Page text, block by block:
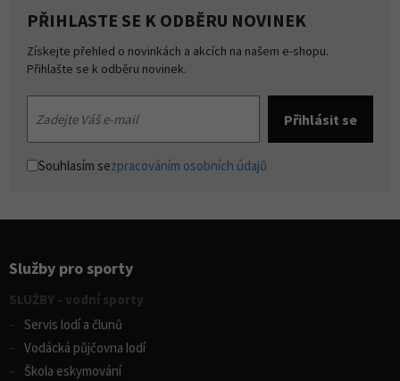
PŘIHLASTE SE K ODBĚRU NOVINEK
Získejte přehled o novinkách a akcích na našem e-shopu.
Přihlašte se k odběru novinek.
Souhlasím sezpracováním osobních údajů
Služby pro sporty
SLUŽBY - vodní sporty
Servis lodí a člunů
Vodácká půjčovna lodí
Škola eskymování